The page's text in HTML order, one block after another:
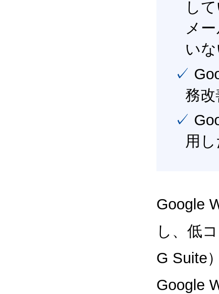
し
メ
い
✓ Google Workspace（旧G Suite） を活用し、業
務
✓ Google Workspace（旧G Suite） を最大限に活
用
Google
し、低
G Suite
Google